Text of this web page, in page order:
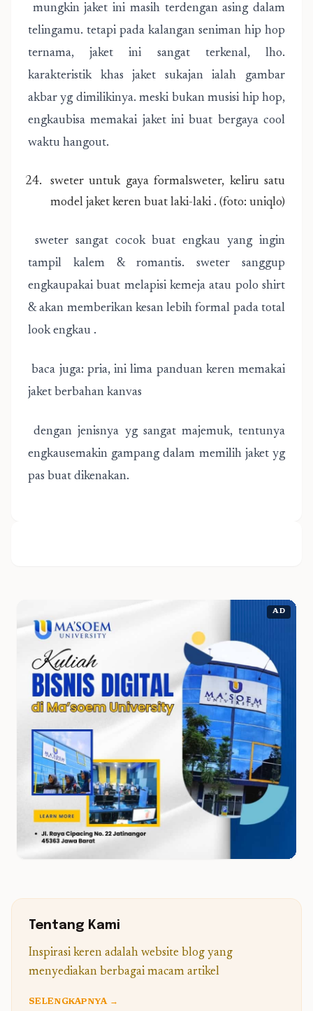
mungkin jaket ini masih terdengan asing dalam
telingamu. tetapi pada kalangan seniman hip hop
ternama, jaket ini sangat terkenal, lho.
karakteristik khas jaket sukajan ialah gambar
akbar yg dimilikinya. meski bukan musisi hip hop,
engkaubisa memakai jaket ini buat bergaya cool
waktu hangout.
sweter untuk gaya formalsweter, keliru satu
model jaket keren buat laki-laki . (foto: uniqlo)
sweter sangat cocok buat engkau yang ingin
tampil kalem & romantis. sweter sanggup
engkaupakai buat melapisi kemeja atau polo shirt
& akan memberikan kesan lebih formal pada total
look engkau .
baca juga: pria, ini lima panduan keren memakai
jaket berbahan kanvas
dengan jenisnya yg sangat majemuk, tentunya
engkausemakin gampang dalam memilih jaket yg
pas buat dikenakan.
AD
Tentang Kami
Inspirasi keren adalah website blog yang
menyediakan berbagai macam artikel
SELENGKAPNYA →